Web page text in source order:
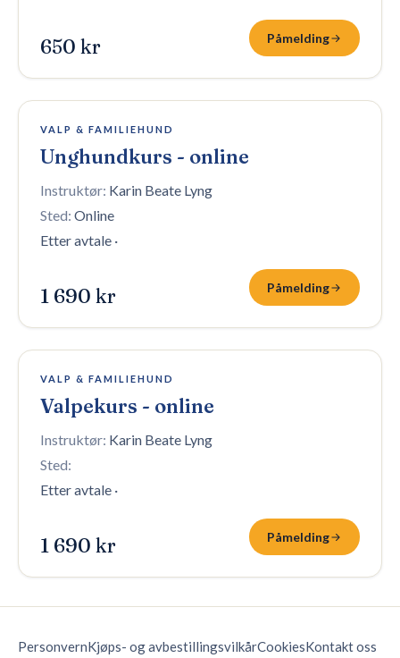
650 kr Påmelding
100 plasser igjen
VALP & FAMILIEHUND
Unghundkurs - online
Instruktør: Karin Beate Lyng
Sted: Online
Etter avtale ·
1 690 kr Påmelding
100 plasser igjen
VALP & FAMILIEHUND
Valpekurs - online
Instruktør: Karin Beate Lyng
Sted:
Etter avtale ·
1 690 kr Påmelding
PersonvernKjøps- og avbestillingsvilkårCookiesKontakt oss